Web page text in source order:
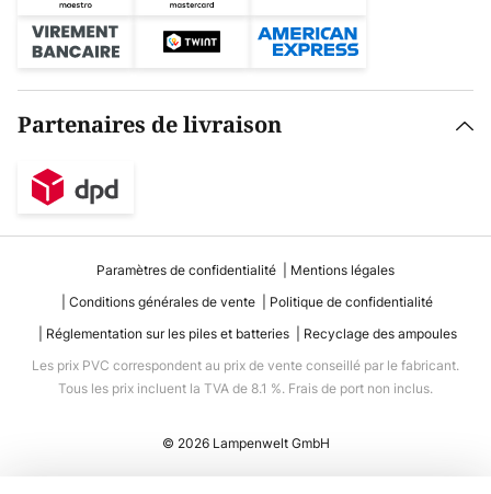
Partenaires de livraison
Paramètres de confidentialité
Mentions légales
Conditions générales de vente
Politique de confidentialité
Réglementation sur les piles et batteries
Recyclage des ampoules
Les prix PVC correspondent au prix de vente conseillé par le fabricant.
Tous les prix incluent la TVA de 8.1 %. Frais de port non inclus.
© 2026 Lampenwelt GmbH